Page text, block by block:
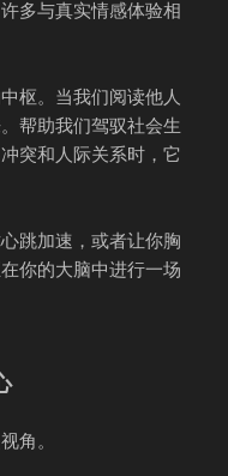
多与真实情感体验相
枢。当我们阅读他人
帮助我们驾驭社会生
突和人际关系时，它
跳加速，或者让你胸
你的大脑中进行一场
角。